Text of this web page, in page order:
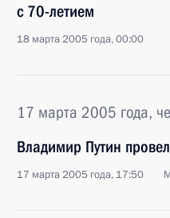
с 70-летием
18 марта 2005 года, 00:00
17 марта 2005 года,
Владимир Путин
17 марта 2005 года, 17:50